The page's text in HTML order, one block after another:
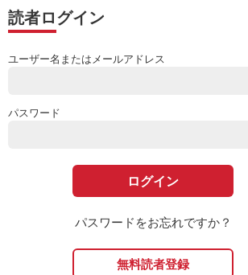
読者ログイン
ユーザー名またはメールアドレス
パスワード
パスワードをお忘れですか？
無料読者登録